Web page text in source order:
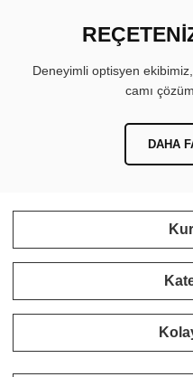
Deneyimli optisyen
camı
DAHA